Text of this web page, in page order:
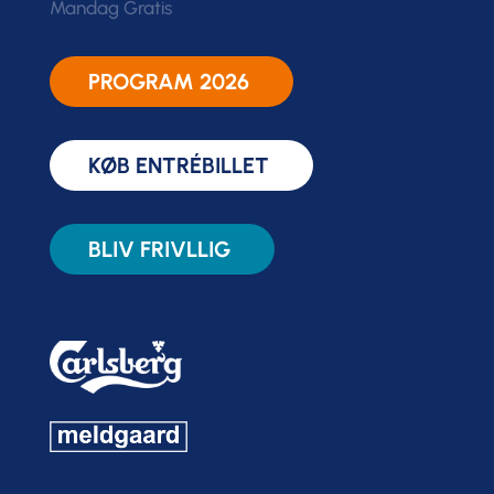
Mandag Gratis
PROGRAM 2026
KØB ENTRÉBILLET
BLIV FRIVLLIG